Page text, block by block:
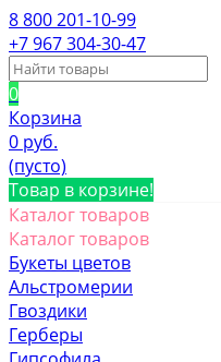
8 800 201-10-99
+7 967 304-30-47
0
Корзина
0 руб.
(пусто)
Товар в корзине!
Каталог товаров
Каталог товаров
Букеты цветов
Альстромерии
Гвоздики
Герберы